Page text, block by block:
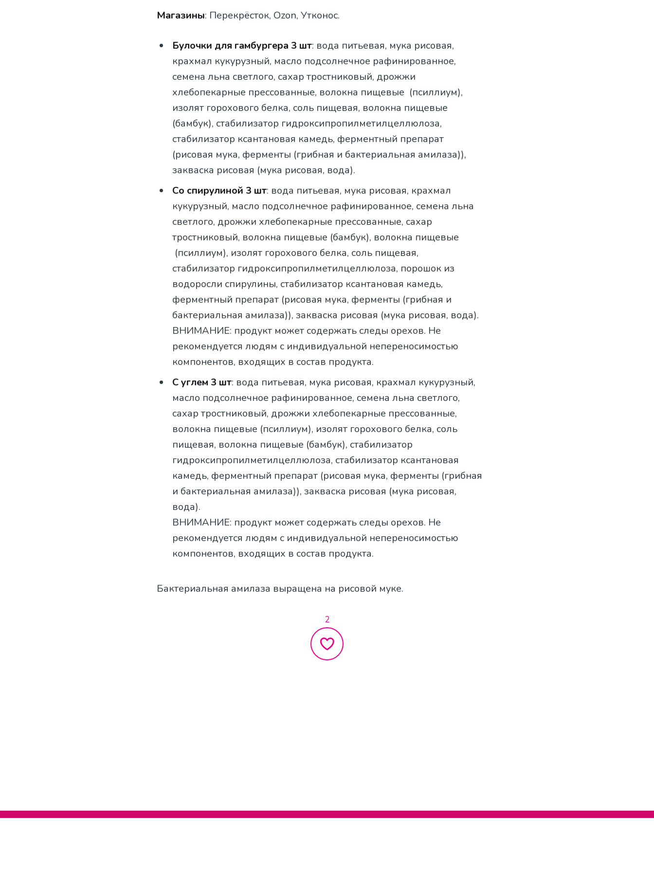
Магазины: Перекрёсток, Ozon, Утконос.
Булочки для гамбургера 3 шт: вода питьевая, мука рисовая,
крахмал кукурузный, масло подсолнечное рафинированное,
семена льна светлого, сахар тростниковый, дрожжи
хлебопекарные прессованные, волокна пищевые (псиллиум),
изолят горохового белка, соль пищевая, волокна пищевые
(бамбук), стабилизатор гидроксипропилметилцеллюлоза,
стабилизатор ксантановая камедь, ферментный препарат
(рисовая мука, ферменты (грибная и бактериальная амилаза)),
закваска рисовая (мука рисовая, вода).
Со спирулиной 3 шт: вода питьевая, мука рисовая, крахмал
кукурузный, масло подсолнечное рафинированное, семена льна
светлого, дрожжи хлебопекарные прессованные, сахар
тростниковый, волокна пищевые (бамбук), волокна пищевые
(псиллиум), изолят горохового белка, соль пищевая,
стабилизатор гидроксипропилметилцеллюлоза, порошок из
водоросли спирулины, стабилизатор ксантановая камедь,
ферментный препарат (рисовая мука, ферменты (грибная и
бактериальная амилаза)), закваска рисовая (мука рисовая, вода).
ВНИМАНИЕ: продукт может содержать следы орехов. Не
рекомендуется людям с индивидуальной непереносимостью
компонентов, входящих в состав продукта.
С углем 3 шт: вода питьевая, мука рисовая, крахмал кукурузный,
масло подсолнечное рафинированное, семена льна светлого,
сахар тростниковый, дрожжи хлебопекарные прессованные,
волокна пищевые (псиллиум), изолят горохового белка, соль
пищевая, волокна пищевые (бамбук), стабилизатор
гидроксипропилметилцеллюлоза, стабилизатор ксантановая
камедь, ферментный препарат (рисовая мука, ферменты (грибная
и бактериальная амилаза)), закваска рисовая (мука рисовая,
вода).
ВНИМАНИЕ: продукт может содержать следы орехов. Не
рекомендуется людям с индивидуальной непереносимостью
компонентов, входящих в состав продукта.
Бактериальная амилаза выращена на рисовой муке.
2